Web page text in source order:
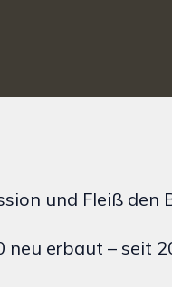
und Fleiß den
neu erbaut – seit